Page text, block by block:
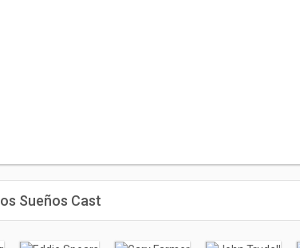
Sueños Cast